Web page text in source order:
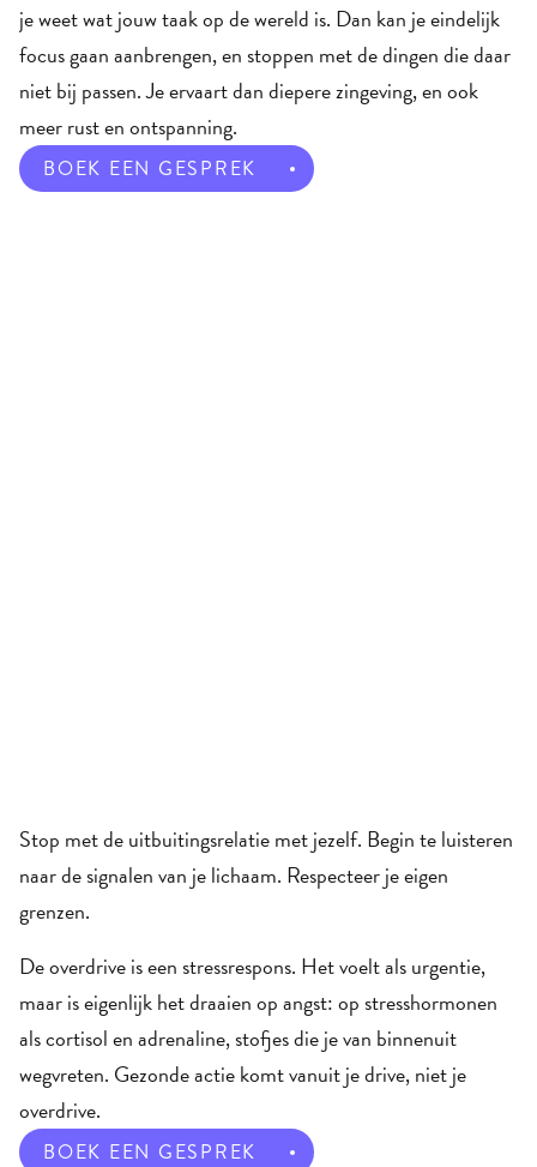
je weet wat jouw taak op de wereld is. Dan kan je eindelijk
focus gaan aanbrengen, en stoppen met de dingen die daar
niet bij passen. Je ervaart dan diepere zingeving, en ook
meer rust en ontspanning.
BOEK EEN GESPREK
Stop met de uitbuitingsrelatie met jezelf. Begin te luisteren
naar de signalen van je lichaam. Respecteer je eigen
grenzen.
De overdrive is een stressrespons. Het voelt als urgentie,
maar is eigenlijk het draaien op angst: op stresshormonen
als cortisol en adrenaline, stofjes die je van binnenuit
wegvreten. Gezonde actie komt vanuit je drive, niet je
overdrive.
BOEK EEN GESPREK